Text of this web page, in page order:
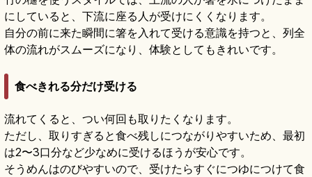
にしていると、下流に座る人が受けにくくなります。
自分の前に来た瞬間に箸を入れて受ける意識を持つと、列全
体の流れがスムーズになり、体験としてもきれいです。
食べきれる分だけ受ける
流れてくると、つい何回も取りたくなります。
ただし、取りすぎると食べ残しにつながりやすいため、最初
は2〜3口分など少なめに受けるほうが安心です。
そうめんはのびやすいので、受けたらすぐにつゆにつけて食